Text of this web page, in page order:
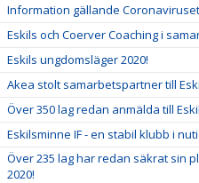
Information gällande Coronaviruset
Eskils och Coerver Coaching i
Eskils ungdomsläger 2020!
Akea stolt samarbetspartner till
Över 350 lag redan anmälda till
Eskilsminne IF - en stabil klubb i
Över 235 lag har redan säkrat sin
2020!